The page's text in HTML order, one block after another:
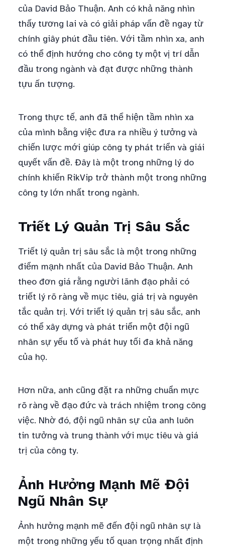
của David Bảo Thuận. Anh có khả năng nhìn
thấy tương lai và có giải pháp vấn đề ngay từ
chính giây phút đầu tiên. Với tầm nhìn xa, anh
có thể định hướng cho công ty một vị trí dẫn
đầu trong ngành và đạt được những thành
tựu ấn tượng.
Trong thực tế, anh đã thể hiện tầm nhìn xa
của mình bằng việc đưa ra nhiều ý tưởng và
chiến lược mới giúp công ty phát triển và giái
quyết vấn đề. Đây là một trong những lý do
chính khiến RikVip trở thành một trong những
công ty lớn nhất trong ngành.
Triết Lý Quản Trị Sâu Sắc
Triết lý quản trị sâu sắc là một trong những
điểm mạnh nhất của David Bảo Thuận. Anh
theo đơn giá rằng người lãnh đạo phải có
triết lý rõ ràng về mục tiêu, giá trị và nguyên
tắc quản trị. Với triết lý quản trị sâu sắc, anh
có thể xây dựng và phát triển một đội ngũ
nhân sự yếu tố và phát huy tối đa khả năng
của họ.
Hơn nữa, anh cũng đặt ra những chuẩn mực
rõ ràng về đạo đức và trách nhiệm trong công
việc. Nhờ đó, đội ngũ nhân sự của anh luôn
tin tưởng và trung thành với mục tiêu và giá
trị của công ty.
Ảnh Hưởng Mạnh Mẽ Đội
Ngũ Nhân Sự
Ảnh hưởng mạnh mẽ đến đội ngũ nhân sự là
một trong những yếu tố quan trọng nhất định